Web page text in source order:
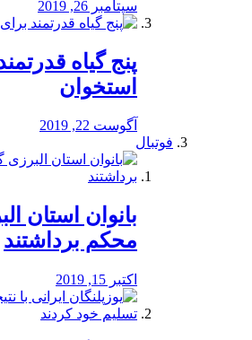
سپتامبر 26, 2019
پنج گیاه
استخوان
آگوست 22, 2019
فوتبال
بانوان استان
محكم برداشتند
اکتبر 15, 2019